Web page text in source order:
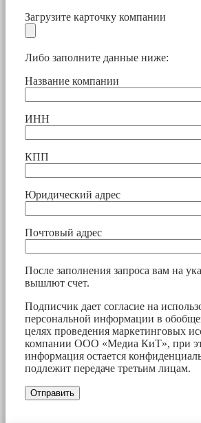
Загрузите карточку компании
Либо заполните данные ниже:
Название компании
ИНН
КПП
Юридический адрес
Почтовый адрес
После заполнения запроса вам на
вышлют счет.
Подписчик дает согласие на
персональной информации в
целях проведения маркетинговых
компании ООО «Медиа КиТ», при
информация остается
подлежит передаче третьим лицам.